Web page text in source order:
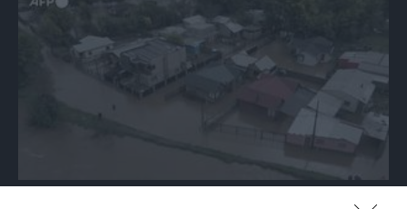
MONDO